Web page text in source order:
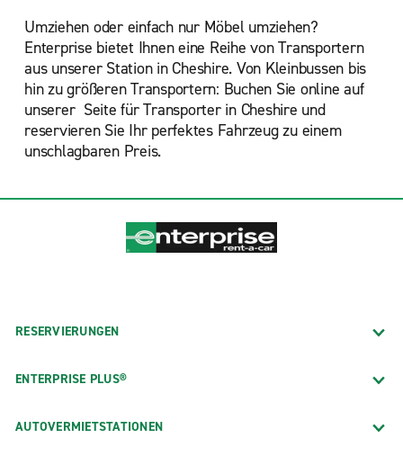
Umziehen oder einfach nur Möbel umziehen?
Enterprise bietet Ihnen eine Reihe von Transportern
aus unserer Station in Cheshire. Von Kleinbussen bis
hin zu größeren Transportern: Buchen Sie online auf
unserer Seite für Transporter in Cheshire und
reservieren Sie Ihr perfektes Fahrzeug zu einem
unschlagbaren Preis.
RESERVIERUNGEN
ENTERPRISE PLUS®
AUTOVERMIETSTATIONEN